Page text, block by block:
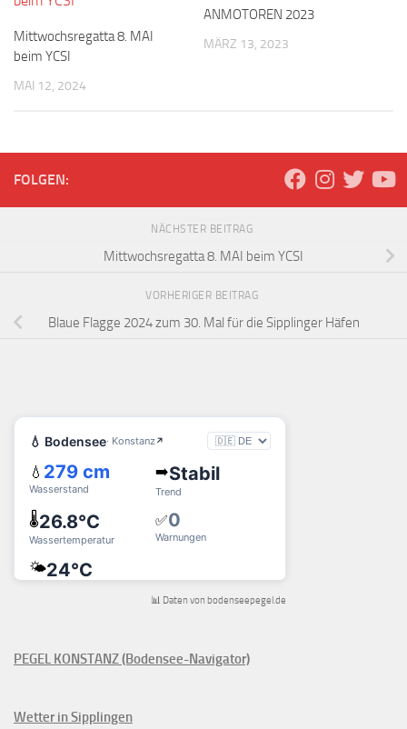
Mittwochsregatta 8. MAI
beim YCSI
MAI 12, 2024
ANMOTOREN 2023
MÄRZ 13, 2023
FOLGEN:
NÄCHSTER BEITRAG
Mittwochsregatta 8. MAI beim YCSI
VORHERIGER BEITRAG
Blaue Flagge 2024 zum 30. Mal für die Sipplinger Häfen
📊 Daten von bodenseepegel.de
PEGEL KONSTANZ (Bodensee-Navigator)
Wetter in Sipplingen